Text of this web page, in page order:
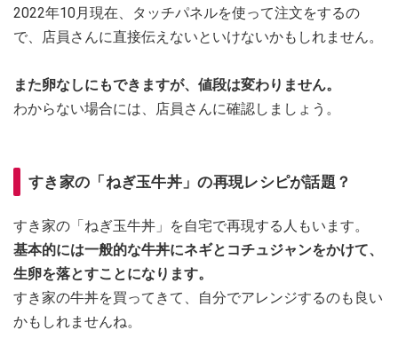
2022年10月現在、タッチパネルを使って注文をするの
で、店員さんに直接伝えないといけないかもしれません。
また卵なしにもできますが、値段は変わりません。
わからない場合には、店員さんに確認しましょう。
すき家の「ねぎ玉牛丼」の再現レシピが話題？
すき家の「ねぎ玉牛丼」を自宅で再現する人もいます。
基本的には一般的な牛丼にネギとコチュジャンをかけて、
生卵を落とすことになります。
すき家の牛丼を買ってきて、自分でアレンジするのも良い
かもしれませんね。